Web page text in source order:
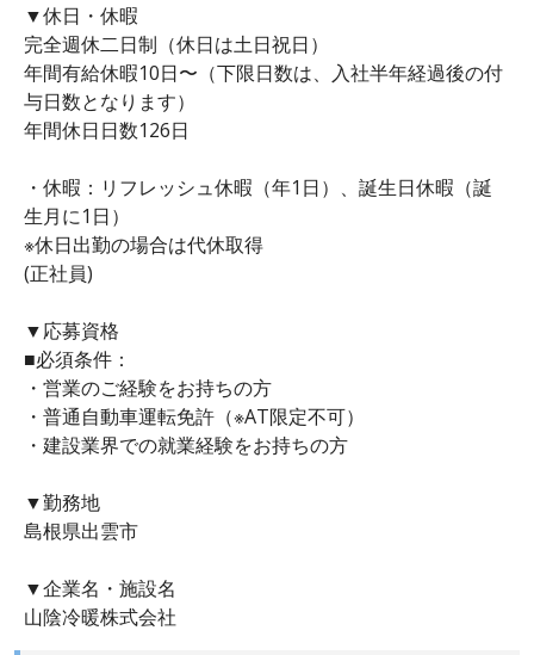
▼休日・休暇
完全週休二日制（休日は土日祝日）
年間有給休暇10日〜（下限日数は、入社半年経過後の付
与日数となります）
年間休日日数126日
・休暇：リフレッシュ休暇（年1日）、誕生日休暇（誕
生月に1日）
※休日出勤の場合は代休取得
(正社員)
▼応募資格
■必須条件：
・営業のご経験をお持ちの方
・普通自動車運転免許（※AT限定不可）
・建設業界での就業経験をお持ちの方
▼勤務地
島根県出雲市
▼企業名・施設名
山陰冷暖株式会社